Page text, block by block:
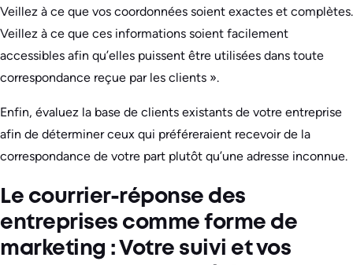
Veillez à ce que vos coordonnées soient exactes et complètes.
Veillez à ce que ces informations soient facilement
accessibles afin qu’elles puissent être utilisées dans toute
correspondance reçue par les clients ».
Enfin, évaluez la base de clients existants de votre entreprise
afin de déterminer ceux qui préféreraient recevoir de la
correspondance de votre part plutôt qu’une adresse inconnue.
Le courrier-réponse des
entreprises comme forme de
marketing : Votre suivi et vos